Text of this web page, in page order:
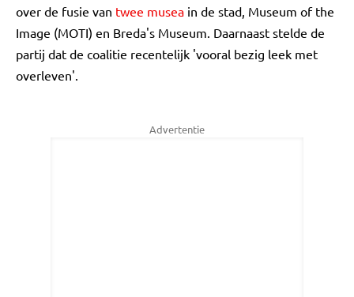
over de fusie van twee musea in de stad, Museum of the
Image (MOTI) en Breda's Museum. Daarnaast stelde de
partij dat de coalitie recentelijk 'vooral bezig leek met
overleven'.
Advertentie